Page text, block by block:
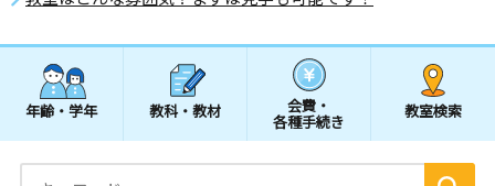
年齢・学年 教科・教材 会費・
各種手続き
教室検索